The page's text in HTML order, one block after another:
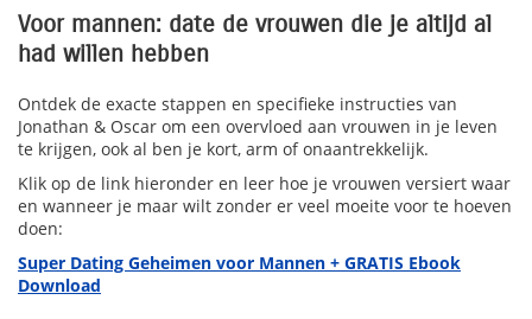
Voor mannen: date de vrouwen die je altijd al
had willen hebben
Ontdek de exacte stappen en specifieke instructies van
Jonathan & Oscar om een overvloed aan vrouwen in je leven
te krijgen, ook al ben je kort, arm of onaantrekkelijk.
Klik op de link hieronder en leer hoe je vrouwen versiert waar
en wanneer je maar wilt zonder er veel moeite voor te hoeven
doen:
Super Dating Geheimen voor Mannen + GRATIS Ebook
Download